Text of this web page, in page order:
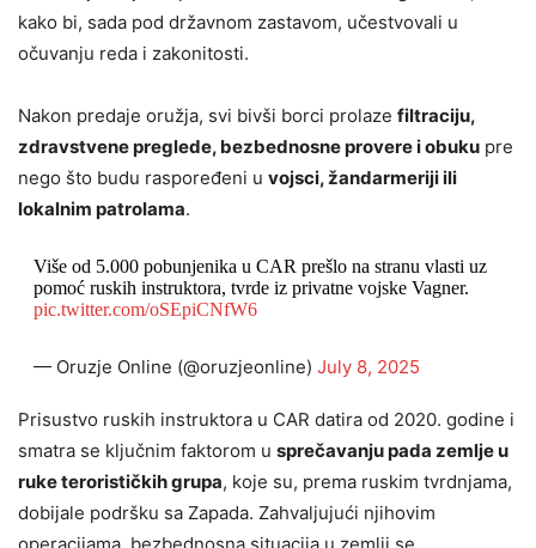
kako bi, sada pod državnom zastavom, učestvovali u
očuvanju reda i zakonitosti.
Nakon predaje oružja, svi bivši borci prolaze filtraciju,
zdravstvene preglede, bezbednosne provere i obuku pre
nego što budu raspoređeni u vojsci, žandarmeriji ili
lokalnim patrolama.
Više od 5.000 pobunjenika u CAR prešlo na stranu vlasti uz
pomoć ruskih instruktora, tvrde iz privatne vojske Vagner.
pic.twitter.com/oSEpiCNfW6
— Oruzje Online (@oruzjeonline) July 8, 2025
Prisustvo ruskih instruktora u CAR datira od 2020. godine i
smatra se ključnim faktorom u sprečavanju pada zemlje u
ruke terorističkih grupa, koje su, prema ruskim tvrdnjama,
dobijale podršku sa Zapada. Zahvaljujući njihovim